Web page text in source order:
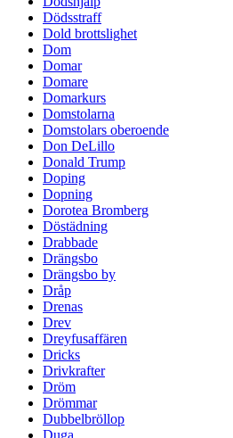
Dödsstraff
Dold brottslighet
Dom
Domar
Domare
Domarkurs
Domstolarna
Domstolars oberoende
Don DeLillo
Donald Trump
Doping
Dopning
Dorotea Bromberg
Döstädning
Drabbade
Drängsbo
Drängsbo by
Dråp
Drenas
Drev
Dreyfusaffären
Dricks
Drivkrafter
Dröm
Drömmar
Dubbelbröllop
Duga